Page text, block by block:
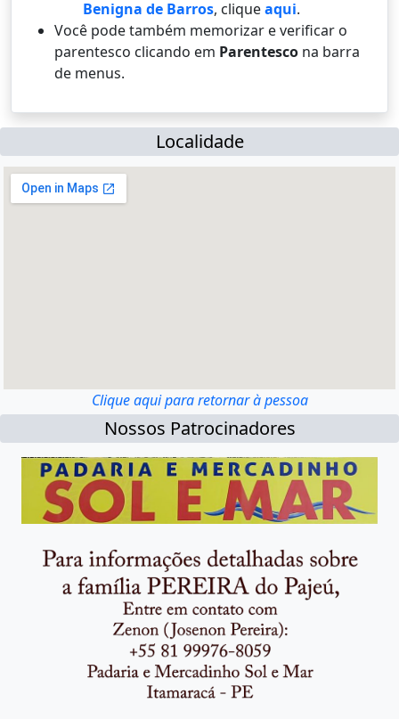
Benigna de Barros, cliqueaqui.
Você pode também memorizar e verificar o
parentesco clicando em Parentesco na barra
de menus.
Localidade
Clique aqui para retornar à pessoa
Nossos Patrocinadores